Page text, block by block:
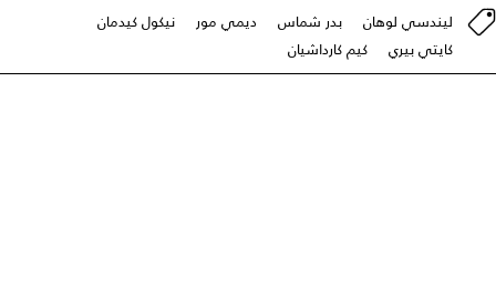
ليندسي لوهان بدر شماس ديمي مور
نيكول كيدمان
كايتي بيري
كيم كارداشيان